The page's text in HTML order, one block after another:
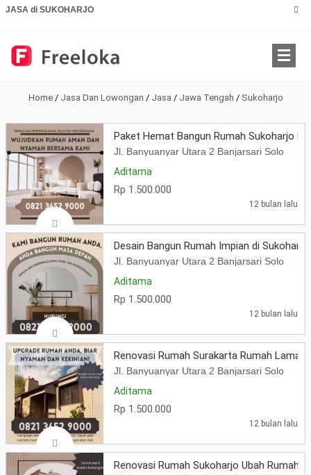
JASA di SUKOHARJO
Home / Jasa Dan Lowongan / Jasa / Jawa Tengah / Sukoharjo
Paket Hemat Bangun Rumah Sukoharjo
Jl. Banyuanyar Utara 2 Banjarsari Solo
Aditama
Rp 1.500.000
12 bulan lalu
Desain Bangun Rumah Impian di Sukoharjo
Jl. Banyuanyar Utara 2 Banjarsari Solo
Aditama
Rp 1.500.000
12 bulan lalu
Renovasi Rumah Surakarta Rumah Lama
Jl. Banyuanyar Utara 2 Banjarsari Solo
Aditama
Rp 1.500.000
12 bulan lalu
Renovasi Rumah Sukoharjo Ubah Rumah